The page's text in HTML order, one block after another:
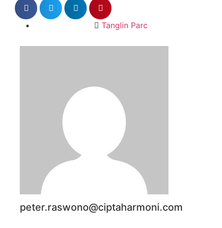
Tanglin Parc
peter.raswono@ciptaharmoni.com